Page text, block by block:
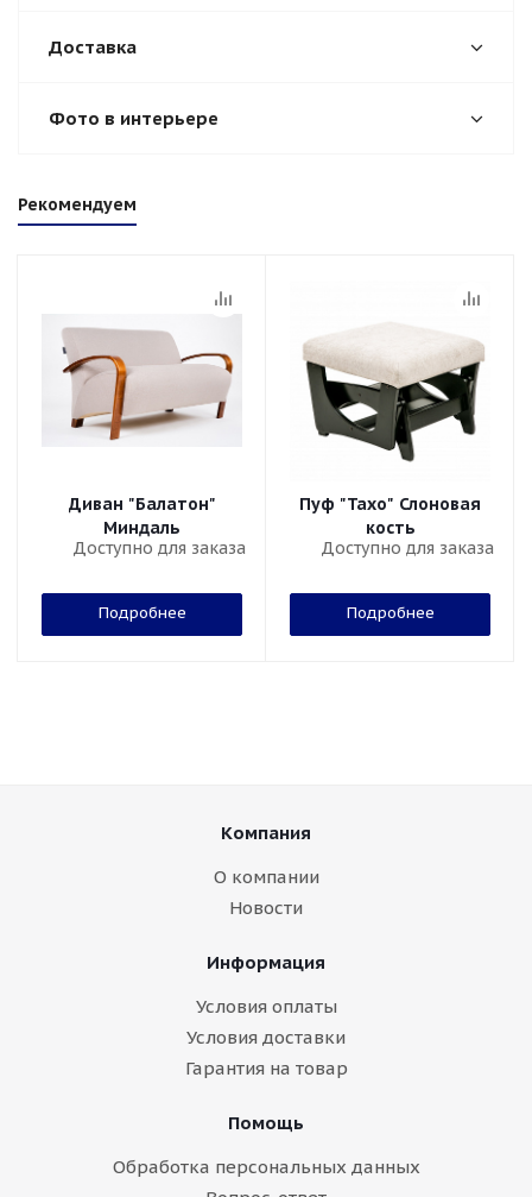
Доставка
Фото в интерьере
Рекомендуем
Диван "Балатон"
Миндаль
Доступно для заказа
Подробнее
Пуф "Тахо" Слоновая
кость
Доступно для заказа
Подробнее
Компания
О компании
Новости
Информация
Условия оплаты
Условия доставки
Гарантия на товар
Помощь
Обработка персональных данных